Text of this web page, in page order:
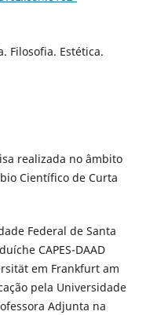
Filosofia. Estética.
realizada no âmbito
Científico de Curta
Federal de Santa
CAPES-DAAD
em Frankfurt am
pela Universidade
Adjunta na